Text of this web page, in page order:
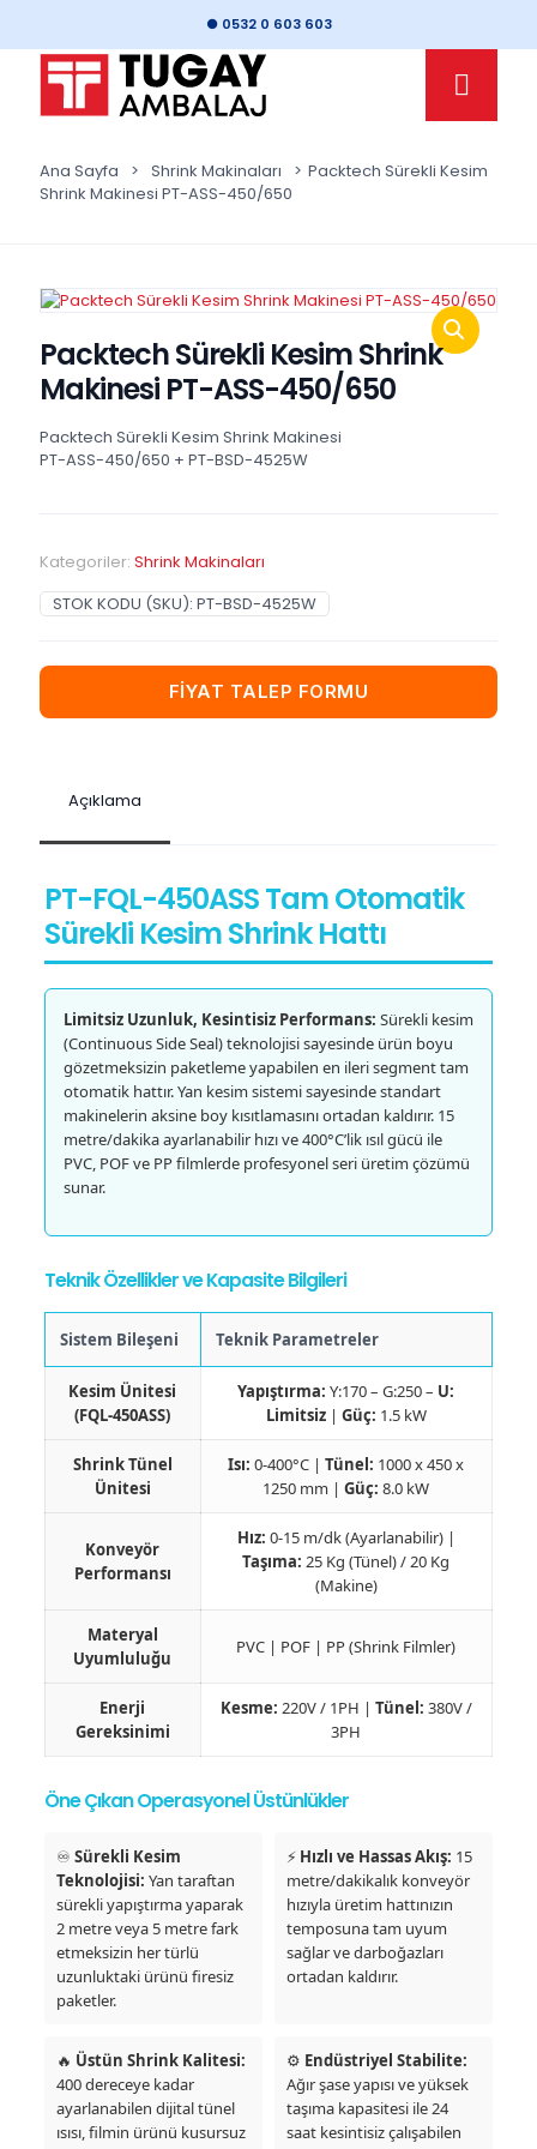
● 0532 0 603 603
Ana Sayfa > Shrink Makinaları > Packtech Sürekli Kesim
Shrink Makinesi PT-ASS-450/650
Packtech Sürekli Kesim Shrink
Makinesi PT-ASS-450/650
Packtech Sürekli Kesim Shrink Makinesi
PT-ASS-450/650 + PT-BSD-4525W
Kategoriler: Shrink Makinaları
STOK KODU (SKU): PT-BSD-4525W
FİYAT TALEP FORMU
Açıklama
PT-FQL-450ASS Tam Otomatik
Sürekli Kesim Shrink Hattı
Limitsiz Uzunluk, Kesintisiz Performans: Sürekli kesim
(Continuous Side Seal) teknolojisi sayesinde ürün boyu
gözetmeksizin paketleme yapabilen en ileri segment tam
otomatik hattır. Yan kesim sistemi sayesinde standart
makinelerin aksine boy kısıtlamasını ortadan kaldırır. 15
metre/dakika ayarlanabilir hızı ve 400°C’lik ısıl gücü ile
PVC, POF ve PP filmlerde profesyonel seri üretim çözümü
sunar.
Teknik Özellikler ve Kapasite Bilgileri
Sistem Bileşeni Teknik Parametreler
Kesim Ünitesi
(FQL-450ASS)
Yapıştırma: Y:170 – G:250 – U:
Limitsiz| Güç: 1.5 kW
Shrink Tünel
Ünitesi
Isı: 0-400°C |Tünel: 1000 x 450 x
1250 mm |Güç: 8.0 kW
Konveyör
Performansı
Hız: 0-15 m/dk (Ayarlanabilir) |
Taşıma: 25 Kg (Tünel) / 20 Kg
(Makine)
Materyal
Uyumluluğu
PVC | POF | PP (Shrink Filmler)
Enerji
Gereksinimi
Kesme: 220V / 1PH | Tünel: 380V /
3PH
Öne Çıkan Operasyonel Üstünlükler
♾️ Sürekli Kesim
Teknolojisi: Yan taraftan
sürekli yapıştırma yaparak
2 metre veya 5 metre fark
etmeksizin her türlü
uzunluktaki ürünü firesiz
paketler.
⚡ Hızlı ve Hassas Akış: 15
metre/dakikalık konveyör
hızıyla üretim hattınızın
temposuna tam uyum
sağlar ve darboğazları
ortadan kaldırır.
🔥 Üstün Shrink Kalitesi:
400 dereceye kadar
ayarlanabilen dijital tünel
ısısı, filmin ürünü kusursuz
⚙️ Endüstriyel Stabilite:
Ağır şase yapısı ve yüksek
taşıma kapasitesi ile 24
saat kesintisiz çalışabilen